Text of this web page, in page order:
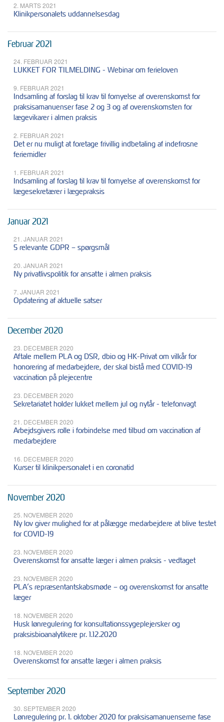
2. MARTS 2021
Klinikpersonalets uddannelsesdag
Februar 2021
24. FEBRUAR 2021
LUKKET FOR TILMELDING - Webinar om ferieloven
9. FEBRUAR 2021
Indsamling af forslag til krav til fornyelse af overenskomst for
praksisamanuenser fase 2 og 3 og af overenskomsten for
lægevikarer i almen praksis
2. FEBRUAR 2021
Det er nu muligt at foretage frivillig indbetaling af indefrosne
feriemidler
1. FEBRUAR 2021
Indsamling af forslag til krav til fornyelse af overenskomst for
lægesekretærer i lægepraksis
Januar 2021
21. JANUAR 2021
5 relevante GDPR – spørgsmål
20. JANUAR 2021
Ny privatlivspolitik for ansatte i almen praksis
7. JANUAR 2021
Opdatering af aktuelle satser
December 2020
23. DECEMBER 2020
Aftale mellem PLA og DSR, dbio og HK-Privat om vilkår for
honorering af medarbejdere, der skal bistå med COVID-19
vaccination på plejecentre
23. DECEMBER 2020
Sekretariatet holder lukket mellem jul og nytår - telefonvagt
21. DECEMBER 2020
Arbejdsgivers rolle i forbindelse med tilbud om vaccination af
medarbejdere
16. DECEMBER 2020
Kurser til klinikpersonalet i en coronatid
November 2020
25. NOVEMBER 2020
Ny lov giver mulighed for at pålægge medarbejdere at blive testet
for COVID-19
23. NOVEMBER 2020
Overenskomst for ansatte læger i almen praksis - vedtaget
23. NOVEMBER 2020
PLA’s repræsentantskabsmøde – og overenskomst for ansatte
læger
18. NOVEMBER 2020
Husk lønregulering for konsultationssygeplejersker og
praksisbioanalytikere pr. 1.12.2020
18. NOVEMBER 2020
Overenskomst for ansatte læger i almen praksis
September 2020
30. SEPTEMBER 2020
Lønregulering pr. 1. oktober 2020 for praksisamanuenserne fase